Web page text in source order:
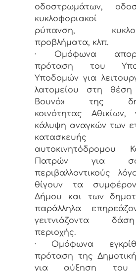
οδοστρωμάτων,
κυκλοφοριακοί
ρύπανση,
προβλήματα, κλπ.
· Ομόφωνα
πρόταση του
Υποδομών για
λατομείου στη θέση
Βουνό» της
κοινότητας Αθικίων,
κάλυψη αναγκών των
αυτοκινητόδρομου
Πατρών για
περιβαλλοντικούς
θίγουν τα
Δήμου και των
παράλληλα
γειτνιάζοντα
περιοχής.
· Ομόφωνα
πρόταση της
για αύξηση του